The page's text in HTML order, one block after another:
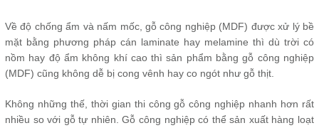
Về độ chống ẩm và nấm mốc, gỗ công nghiệp (MDF) được xử lý bề
mặt bằng phương pháp cán laminate hay melamine thì dù trời có
nồm hay độ ẩm không khí cao thì sản phẩm bằng gỗ công nghiệp
(MDF) cũng không dễ bị cong vênh hay co ngót như gỗ thịt.
Không những thế, thời gian thi công gỗ công nghiệp nhanh hơn rất
nhiều so với gỗ tự nhiên. Gỗ công nghiệp có thể sản xuất hàng loạt